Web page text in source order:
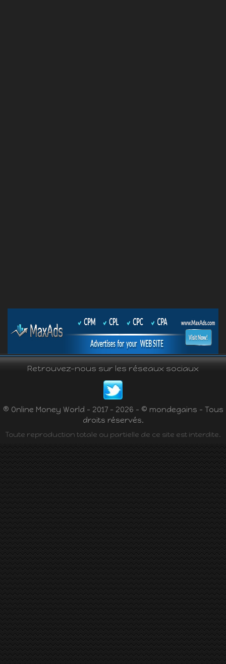
Retrouvez-nous sur les réseaux sociaux
® Online Money World - 2017 - 2026 - © mondegains - Tous
droits réservés.
Toute reproduction totale ou partielle de ce site est interdite.